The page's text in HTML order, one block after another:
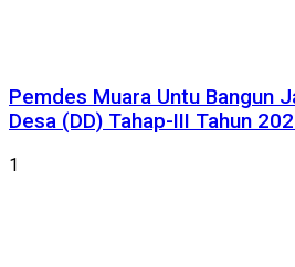
Pemdes Muara Untu Bangun
Desa (DD) Tahap-III Tahun
1